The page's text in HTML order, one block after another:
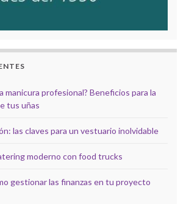
manicura profesional? Beneficios para la
tus uñas
las claves para un vestuario inolvidable
moderno con food trucks
gestionar las finanzas en tu proyecto